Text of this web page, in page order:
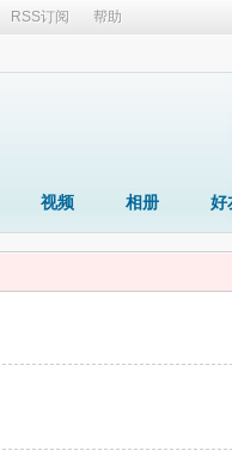
RSS订阅 帮助
视频 相册 好